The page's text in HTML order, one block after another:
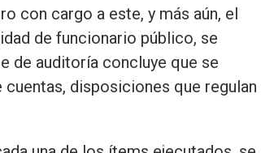
con cargo a este, y más aún, el
de funcionario público, se
de auditoría concluye que se
disposiciones que regulan